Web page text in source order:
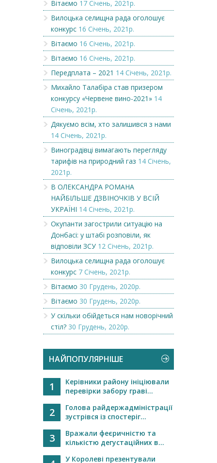
Вітаємо 17 Січень, 2021р.
Вилоцька селищна рада оголошує
конкурс 16 Січень, 2021р.
Вітаємо 16 Січень, 2021р.
Вітаємо 16 Січень, 2021р.
Передплата – 2021 14 Січень, 2021р.
Михайло Талабіра став призером
конкурсу «Червене вино-2021» 14
Січень, 2021р.
Дякуємо всім, хто залишився з нами
14 Січень, 2021р.
Виноградівці вимагають перегляду
тарифів на природний газ 14 Січень,
2021р.
В ОЛЕКСАНДРА РОМАНА
НАЙБІЛЬШЕ ДЗВІНОЧКІВ У ВСІЙ
УКРАЇНІ 14 Січень, 2021р.
Окупанти загострили ситуацію на
Донбасі: у штабі розповіли, як
відповіли ЗСУ 12 Січень, 2021р.
Вилоцька селищна рада оголошує
конкурс 7 Січень, 2021р.
Вітаємо 30 Грудень, 2020р.
Вітаємо 30 Грудень, 2020р.
У скільки обійдеться нам новорічний
стіл? 30 Грудень, 2020р.
НАЙПОПУЛЯРНІШЕ
1
Керівники району ініціювали
перевірки забору граві...
2
Голова райдержадміністрації
зустрівся із спостеріг...
3
Вражали феєричністю та
кількістю дегустаційних в...
У Королеві презентували